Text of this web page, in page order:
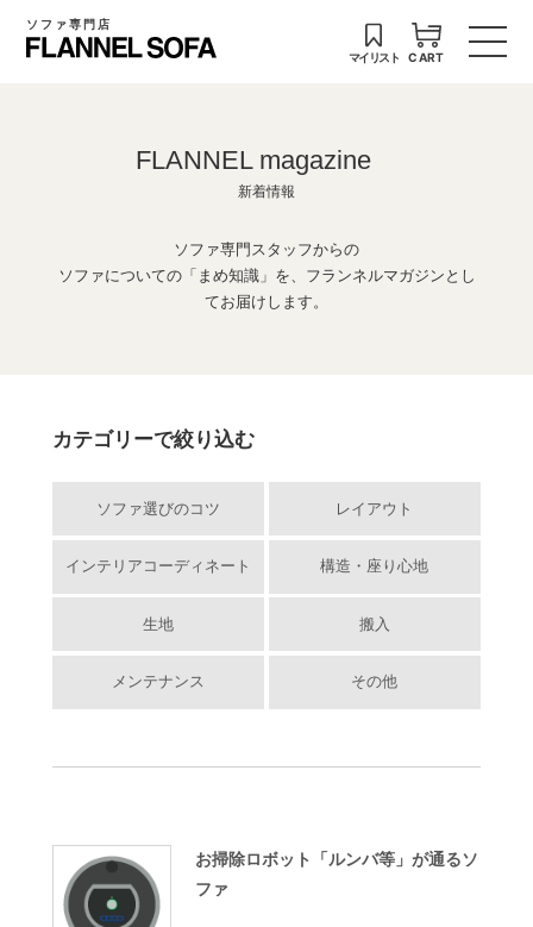
ソファ専門店
マイリスト CART
FLANNEL magazine
新着情報
ソファ専門スタッフからの
ソファについての「まめ知識」を、フランネルマガジンとし
てお届けします。
カテゴリーで絞り込む
ソファ選びのコツ レイアウト
インテリアコーディネート 構造・座り心地
生地 搬入
メンテナンス その他
お掃除ロボット「ルンバ等」が通るソ
ファ